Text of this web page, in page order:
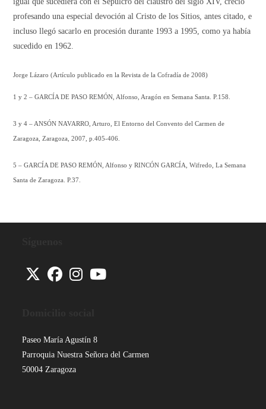
profesando una especial devoción al Cristo de los Sitios, antes citado, e
incluso llegó sacarlo en procesión durante 1993 a 1995, como ya había
sucedido en 1962.
Jorge Lázaro (Artículo publicado en la Revista de la Cofradía de 2008)
1 y 2 – GARCÍA DE PASO REMÓN, Alfonso, Aragón en Semana Santa. P.158.
3 y 4 – ANSÓN NAVARRO, Arturo, El Entorno del Convento del Carmen de
Zaragoza, Zaragoza, 2007, p.405-406.
5 – GARCÍA DE PASO REMÓN, Alfonso y RINCÓN GARCÍA, Wifredo, La Semana
Santa de Zaragoza. P.37.
una
nueva
pestaña
una
nueva
pestaña
una
nueva
pestaña
una
nueva
Paseo María Agustín 8
Parroquia Nuestra Señora del Carmen
50004 Zaragoza